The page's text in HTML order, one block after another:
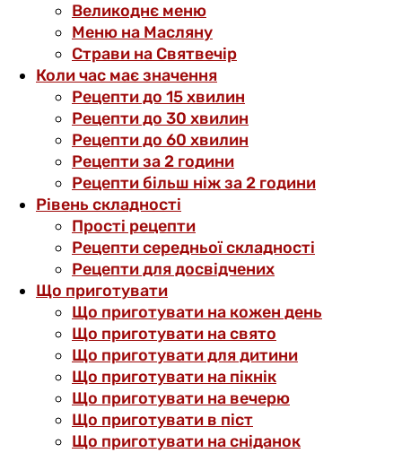
Великоднє меню
Меню на Масляну
Страви на Святвечір
Коли час має значення
Рецепти до 15 хвилин
Рецепти до 30 хвилин
Рецепти до 60 хвилин
Рецепти за 2 години
Рецепти більш ніж за 2 години
Рівень складності
Прості рецепти
Рецепти середньої складності
Рецепти для досвідчених
Що приготувати
Що приготувати на кожен день
Що приготувати на свято
Що приготувати для дитини
Що приготувати на пікнік
Що приготувати на вечерю
Що приготувати в піст
Що приготувати на сніданок